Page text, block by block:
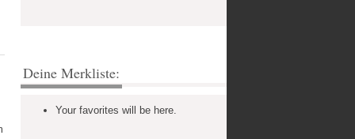
Deine Merkliste:
Your favorites will be here.